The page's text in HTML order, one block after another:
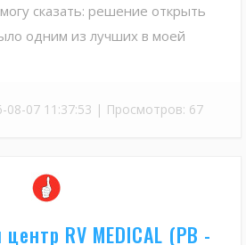
сказать: решение открыть
одним из лучших в моей
08-07 11:37:53 | Просмотров: 67
RV MEDICAL (РВ -